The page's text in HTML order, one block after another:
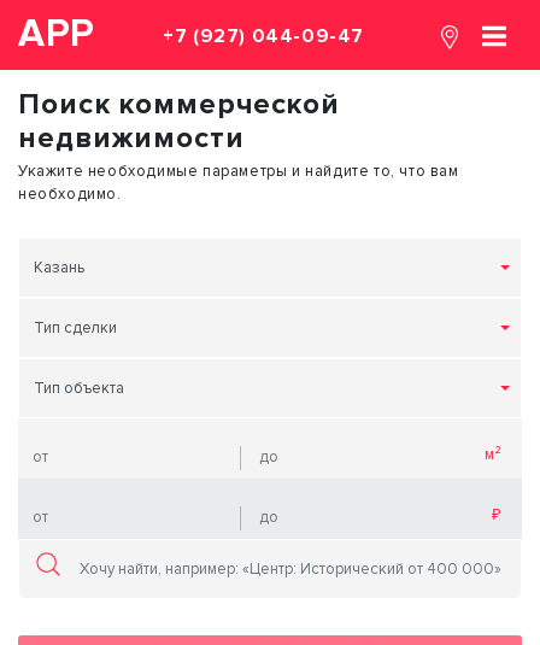
АРР +7 (927) 044-09-47
Поиск коммерческой
недвижимости
Укажите необходимые параметры и найдите то, что вам
необходимо.
Казань
Тип сделки
Тип объекта